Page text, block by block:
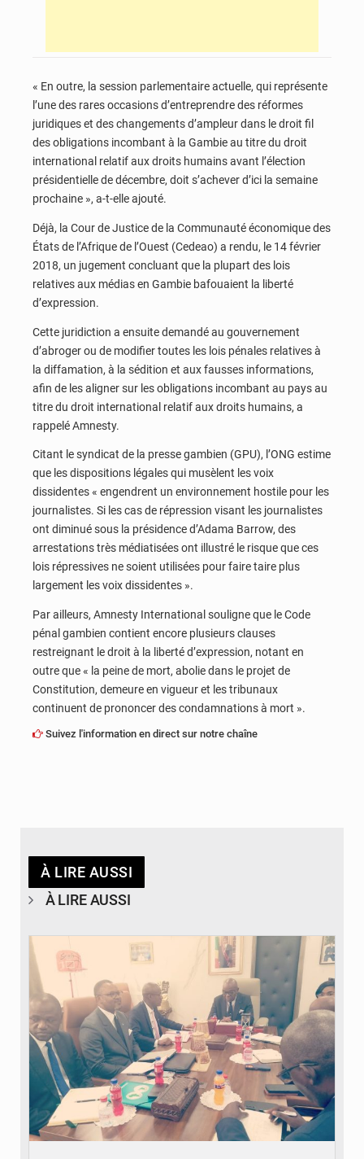
« En outre, la session parlementaire actuelle, qui représente
l’une des rares occasions d’entreprendre des réformes
juridiques et des changements d’ampleur dans le droit fil
des obligations incombant à la Gambie au titre du droit
international relatif aux droits humains avant l’élection
présidentielle de décembre, doit s’achever d’ici la semaine
prochaine », a-t-elle ajouté.
Déjà, la Cour de Justice de la Communauté économique des
États de l’Afrique de l’Ouest (Cedeao) a rendu, le 14 février
2018, un jugement concluant que la plupart des lois
relatives aux médias en Gambie bafouaient la liberté
d’expression.
Cette juridiction a ensuite demandé au gouvernement
d’abroger ou de modifier toutes les lois pénales relatives à
la diffamation, à la sédition et aux fausses informations,
afin de les aligner sur les obligations incombant au pays au
titre du droit international relatif aux droits humains, a
rappelé Amnesty.
Citant le syndicat de la presse gambien (GPU), l’ONG estime
que les dispositions légales qui musèlent les voix
dissidentes « engendrent un environnement hostile pour les
journalistes. Si les cas de répression visant les journalistes
ont diminué sous la présidence d’Adama Barrow, des
arrestations très médiatisées ont illustré le risque que ces
lois répressives ne soient utilisées pour faire taire plus
largement les voix dissidentes ».
Par ailleurs, Amnesty International souligne que le Code
pénal gambien contient encore plusieurs clauses
restreignant le droit à la liberté d’expression, notant en
outre que « la peine de mort, abolie dans le projet de
Constitution, demeure en vigueur et les tribunaux
continuent de prononcer des condamnations à mort ».
Suivez l'information en direct sur notre chaîne
À LIRE AUSSI
À LIRE AUSSI